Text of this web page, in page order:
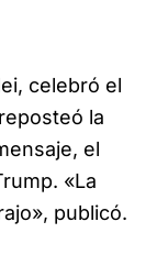
celebró el
la
el
«La
publicó.